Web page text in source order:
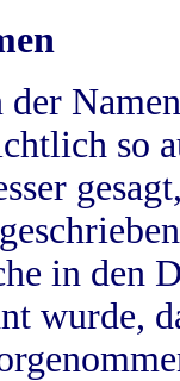
der
so
in
wurde,